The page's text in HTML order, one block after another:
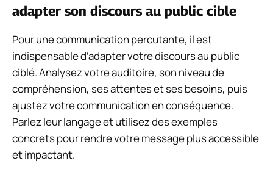
adapter son discours au public cible
Pour une communication percutante, il est
indispensable d’adapter votre discours au public
ciblé. Analysez votre auditoire, son niveau de
compréhension, ses attentes et ses besoins, puis
ajustez votre communication en conséquence.
Parlez leur langage et utilisez des exemples
concrets pour rendre votre message plus accessible
et impactant.